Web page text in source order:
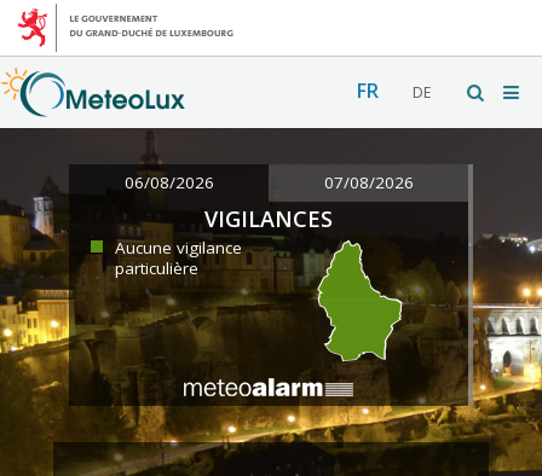
FR DE
06/08/2026 07/08/2026
VIGILANCES
Aucune vigilance
particulière